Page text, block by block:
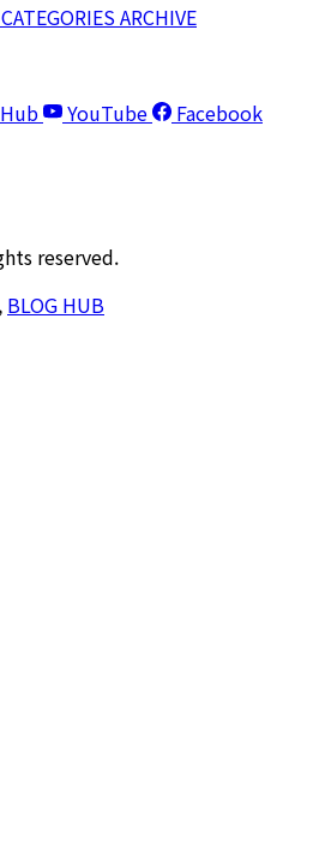
CATEGORIESARCHIVE
YouTube
Facebook
reserved.
, BLOG HUB